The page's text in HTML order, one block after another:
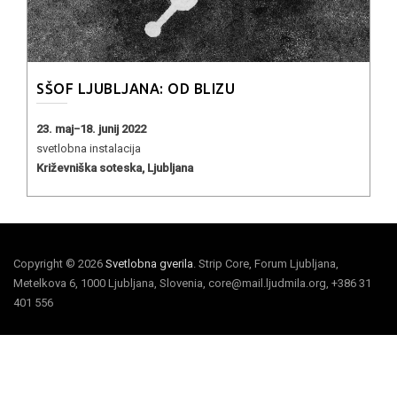
SŠOF LJUBLJANA: OD BLIZU
23. maj−18. junij 2022
svetlobna instalacija
Križevniška soteska, Ljubljana
Copyright © 2026 Svetlobna gverila. Strip Core, Forum Ljubljana,
Metelkova 6, 1000 Ljubljana, Slovenia, core@mail.ljudmila.org, +386 31
401 556